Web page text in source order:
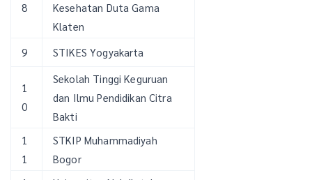
8
Kesehatan Duta Gama
Klaten
9
STIKES Yogyakarta
1
0
Sekolah Tinggi Keguruan
dan Ilmu Pendidikan Citra
Bakti
1
1
STKIP Muhammadiyah
Bogor